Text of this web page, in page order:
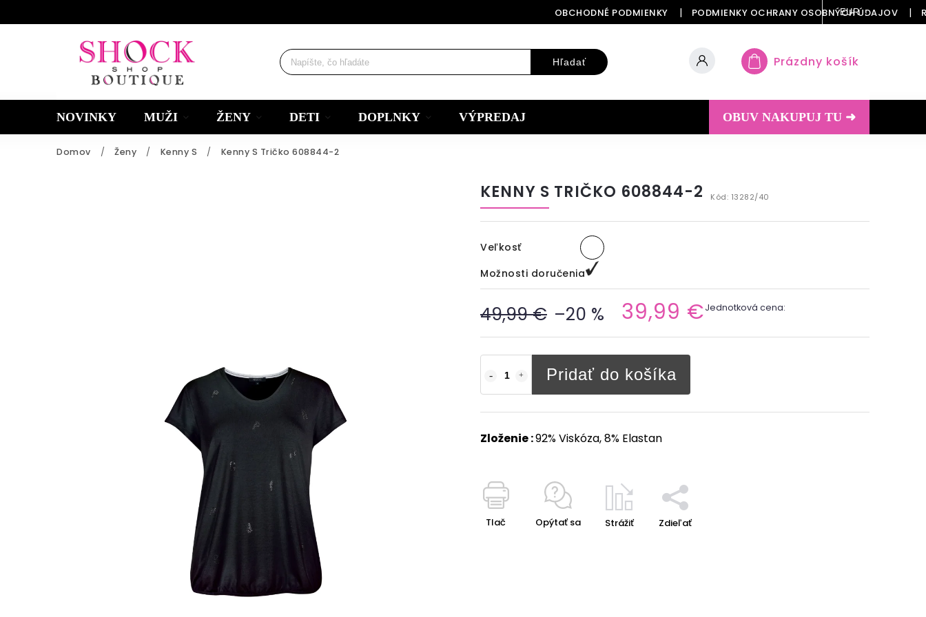
OBCHODNÉ PODMIENKY PODMIENKY OCHRANY OSOBNÝCH ÚDAJOV
EUR
Hľadať Prázdny košík
NOVINKY MUŽI ŽENY DETI DOPLNKY VÝPREDAJ OBUV NAKUPUJ TU ➜
Domov / Ženy / Kenny S / Kenny S Tričko 608844-2
KENNY S TRIČKO 608844-2 Kód: 13282/40
Veľkosť
Možnosti doručenia
49,99 € –20 % 39,99 €Jednotková cena:
Pridať do košíka
Zloženie :92% Viskóza, 8% Elastan
Tlač Opýtať sa Strážiť Zdieľať